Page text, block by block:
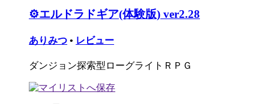
⚙エルドラドギア(体験版) ver2.28
ありみつ • レビュー
ダンジョン探索型ローグライトＲＰＧ